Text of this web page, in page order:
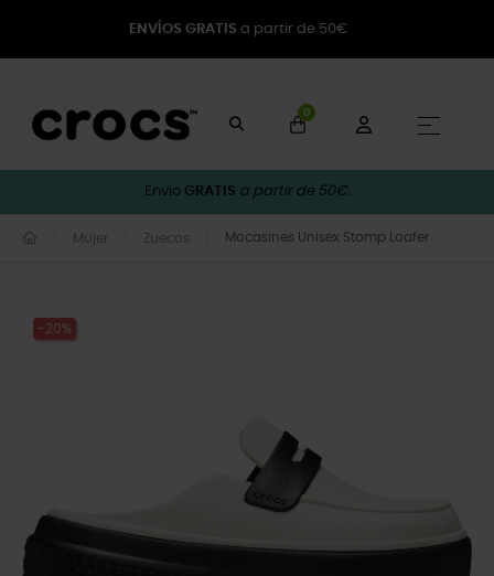
ENVÍOS GRATIS a partir de 50€
0
☰
Envío GRATIS a partir de 50€.
Mujer Zuecos Mocasines Unisex Stomp Loafer
-20%